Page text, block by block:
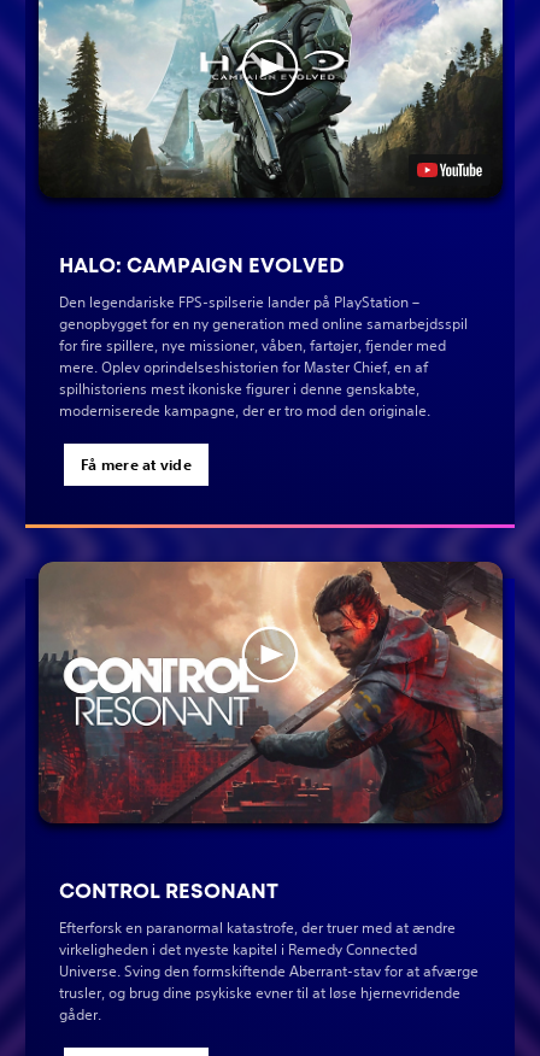
HALO: CAMPAIGN EVOLVED
Den legendariske FPS-spilserie lander på PlayStation –
genopbygget for en ny generation med online samarbejdsspil
for fire spillere, nye missioner, våben, fartøjer, fjender med
mere. Oplev oprindelseshistorien for Master Chief, en af
spilhistoriens mest ikoniske figurer i denne genskabte,
moderniserede kampagne, der er tro mod den originale.
Få mere at vide
CONTROL RESONANT
Efterforsk en paranormal katastrofe, der truer med at ændre
virkeligheden i det nyeste kapitel i Remedy Connected
Universe. Sving den formskiftende Aberrant-stav for at afværge
trusler, og brug dine psykiske evner til at løse hjernevridende
gåder.